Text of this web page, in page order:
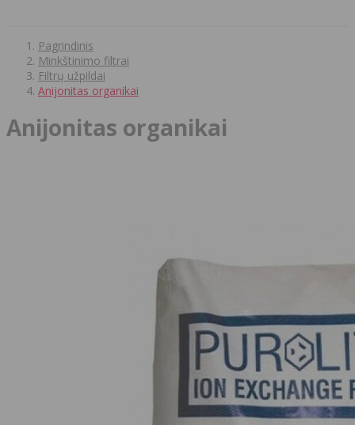
Pagrindinis
Minkštinimo filtrai
Filtrų užpildai
Anijonitas organikai
Anijonitas organikai